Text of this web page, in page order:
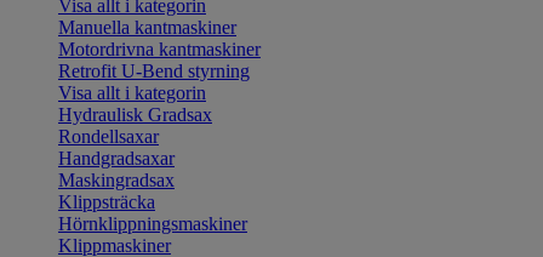
Visa allt i kategorin
Manuella kantmaskiner
Motordrivna kantmaskiner
Retrofit U-Bend styrning
Visa allt i kategorin
Hydraulisk Gradsax
Rondellsaxar
Handgradsaxar
Maskingradsax
Klippsträcka
Hörnklippningsmaskiner
Klippmaskiner